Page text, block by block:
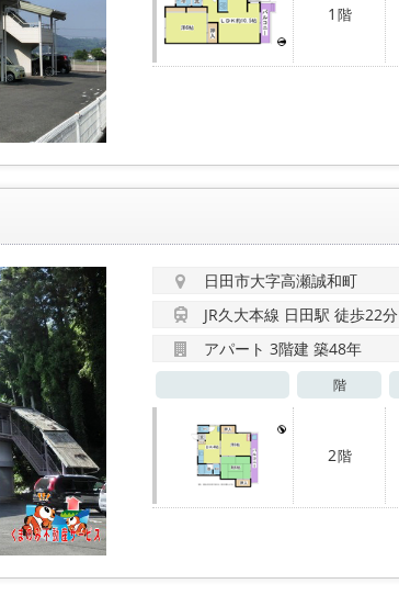
1 階
日田市大字高瀬誠和町
JR久大本線 日田駅 徒歩22分
アパート 3階建 築48年
階
2階